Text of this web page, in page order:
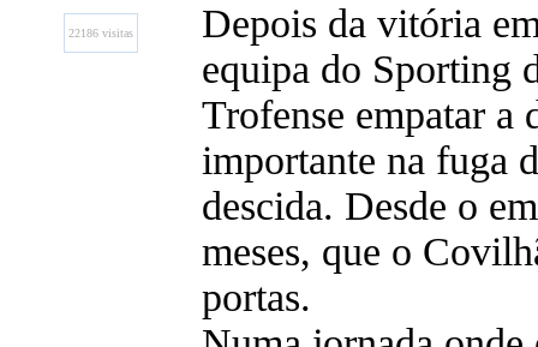
22186 visitas
Depois da vitória
equipa do Sporting
Trofense empatar a
importante na fuga
descida. Desde o
meses, que o
portas.